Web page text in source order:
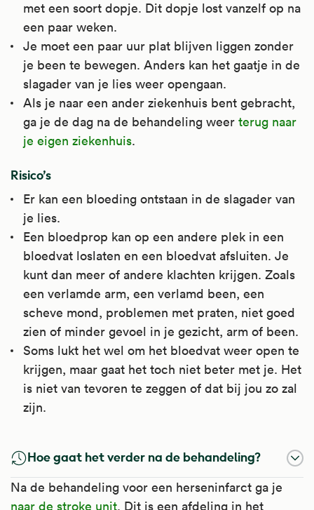
met een soort dopje. Dit dopje lost vanzelf op na
een paar weken.
Je moet een paar uur plat blijven liggen zonder
je been te bewegen. Anders kan het gaatje in de
slagader van je lies weer opengaan.
Als je naar een ander ziekenhuis bent gebracht,
ga je de dag na de behandeling weer terug naar
je eigen ziekenhuis.
Risico’s
Er kan een bloeding ontstaan in de slagader van
je lies.
Een bloedprop kan op een andere plek in een
bloedvat loslaten en een bloedvat afsluiten. Je
kunt dan meer of andere klachten krijgen. Zoals
een verlamde arm, een verlamd been, een
scheve mond, problemen met praten, niet goed
zien of minder gevoel in je gezicht, arm of been.
Soms lukt het wel om het bloedvat weer open te
krijgen, maar gaat het toch niet beter met je. Het
is niet van tevoren te zeggen of dat bij jou zo zal
zijn.
Hoe gaat het verder na de behandeling?
Na de behandeling voor een herseninfarct ga je
naar de stroke unit. Dit is een afdeling in het